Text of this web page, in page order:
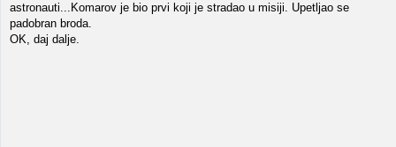
astronauti...Komarov je bio prvi koji je stradao u misiji. Upetljao se
padobran broda.
OK, daj dalje.